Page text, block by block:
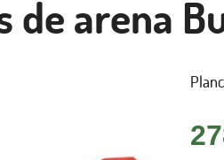
de arena